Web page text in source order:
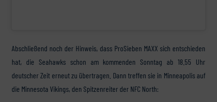
Abschließend noch der Hinweis, dass ProSieben MAXX sich entschieden
hat, die Seahawks schon am kommenden Sonntag ab 18.55 Uhr
deutscher Zeit erneut zu übertragen. Dann treffen sie in Minneapolis auf
die Minnesota Vikings, den Spitzenreiter der NFC North: